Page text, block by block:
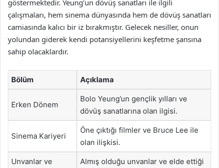
göstermektedir. Yeung’un dövüş sanatları ile ilgili
çalışmaları, hem sinema dünyasında hem de dövüş sanatları
camiasında kalıcı bir iz bırakmıştır. Gelecek nesiller, onun
yolundan giderek kendi potansiyellerini keşfetme şansına
sahip olacaklardır.
Bölüm Açıklama
Erken Dönem
Bolo Yeung’un gençlik yılları ve
dövüş sanatlarına olan ilgisi.
Sinema Kariyeri
Öne çıktığı filmler ve Bruce Lee ile
olan ilişkisi.
Unvanlar ve
Almış olduğu unvanlar ve elde ettiği